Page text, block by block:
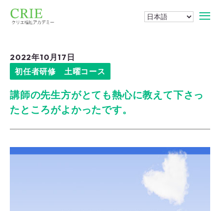
2022年10月17日
初任者研修 土曜コース
講師の先生方がとても熱心に教えて下さっ
たところがよかったです。